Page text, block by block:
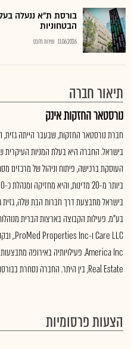
בורסת ת"א ננעלה
הבטחוניות
11.06.2026 שירות גלובס
תיאור חברה
נורסטאר החזקות אינק
חברת נורסטאר החזקות, שבעבר הייתה
בישראל. החברה היא בעלת המניות העיקרית
העוסקת ברכישה, פיתוח וניהול של מרכזים
בישראל מתבצעת דרך חברות הבת שלה, גזית
Real Estate, בין היתר. החברה נסחרת בבורסה לניירות ערך בתל אביב..
הצעות פרסומיות